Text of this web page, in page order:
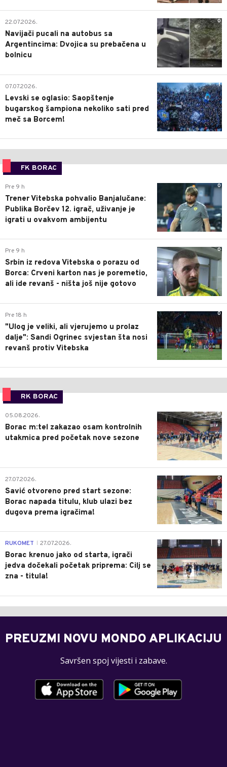
0
22.07.2026.
Navijači pucali na autobus sa
Argentincima: Dvojica su prebačena u
bolnicu
1
07.07.2026.
Levski se oglasio: Saopštenje
bugarskog šampiona nekoliko sati pred
meč sa Borcem!
FK BORAC
0
Pre 9 h
Trener Vitebska pohvalio Banjalučane:
Publika Borčev 12. igrač, uživanje je
igrati u ovakvom ambijentu
0
Pre 9 h
Srbin iz redova Vitebska o porazu od
Borca: Crveni karton nas je poremetio,
ali ide revanš - ništa još nije gotovo
0
Pre 18 h
"Ulog je veliki, ali vjerujemo u prolaz
dalje": Sandi Ogrinec svjestan šta nosi
revanš protiv Vitebska
RK BORAC
0
05.08.2026.
Borac m:tel zakazao osam kontrolnih
utakmica pred početak nove sezone
0
27.07.2026.
Savić otvoreno pred start sezone:
Borac napada titulu, klub ulazi bez
dugova prema igračima!
0
RUKOMET 27.07.2026.
Borac krenuo jako od starta, igrači
jedva dočekali početak priprema: Cilj se
zna - titula!
PREUZMI NOVU MONDO APLIKACIJU
Savršen spoj vijesti i zabave.